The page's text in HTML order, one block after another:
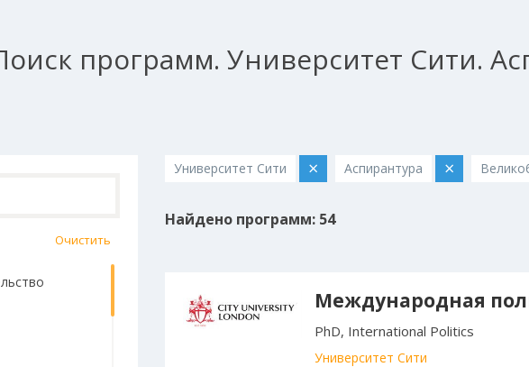
программ. Университет Сити.
Очистить
Университет Сити × Аспирантура ×
Найдено программ: 54
Международная
PhD, International Politics
Университет Сити